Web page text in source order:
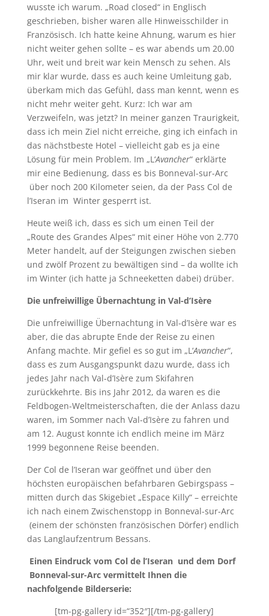
wusste ich warum. „Road closed“ in Englisch
geschrieben, bisher waren alle Hinweisschilder in
Französisch. Ich hatte keine Ahnung, warum es hier
nicht weiter gehen sollte – es war abends um 20.00
Uhr, weit und breit war kein Mensch zu sehen. Als
mir klar wurde, dass es auch keine Umleitung gab,
überkam mich das Gefühl, dass man kennt, wenn es
nicht mehr weiter geht. Kurz: Ich war am
Verzweifeln, was jetzt? In meiner ganzen Traurigkeit,
dass ich mein Ziel nicht erreiche, ging ich einfach in
das nächstbeste Hotel – vielleicht gab es ja eine
Lösung für mein Problem. Im „L‘Avancher“ erklärte
mir eine Bedienung, dass es bis Bonneval-sur-Arc
über noch 200 Kilometer seien, da der Pass Col de
l’Iseran im Winter gesperrt ist.
Heute weiß ich, dass es sich um einen Teil der
„Route des Grandes Alpes“ mit einer Höhe von 2.770
Meter handelt, auf der Steigungen zwischen sieben
und zwölf Prozent zu bewältigen sind – da wollte ich
im Winter (ich hatte ja Schneeketten dabei) drüber.
Die unfreiwillige Übernachtung in Val-d’Isère
Die unfreiwillige Übernachtung in Val-d’Isère war es
aber, die das abrupte Ende der Reise zu einen
Anfang machte. Mir gefiel es so gut im „L‘Avancher“,
dass es zum Ausgangspunkt dazu wurde, dass ich
jedes Jahr nach Val-d’Isère zum Skifahren
zurückkehrte. Bis ins Jahr 2012, da waren es die
Feldbogen-Weltmeisterschaften, die der Anlass dazu
waren, im Sommer nach Val-d’Isère zu fahren und
am 12. August konnte ich endlich meine im März
1999 begonnene Reise beenden.
Der Col de l’Iseran war geöffnet und über den
höchsten europäischen befahrbaren Gebirgspass –
mitten durch das Skigebiet „Espace Killy“ – erreichte
ich nach einem Zwischenstopp in Bonneval-sur-Arc
(einem der schönsten französischen Dörfer) endlich
das Langlaufzentrum Bessans.
Einen Eindruck vom Col de l’Iseran und dem Dorf
Bonneval-sur-Arc vermittelt Ihnen die
nachfolgende Bilderserie:
[tm-pg-gallery id=“352″][/tm-pg-gallery]